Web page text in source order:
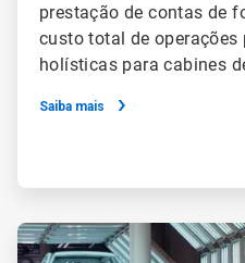
prestação de contas de
custo total de operações
holísticas para cabines
Saiba mais
ArticleTile
2